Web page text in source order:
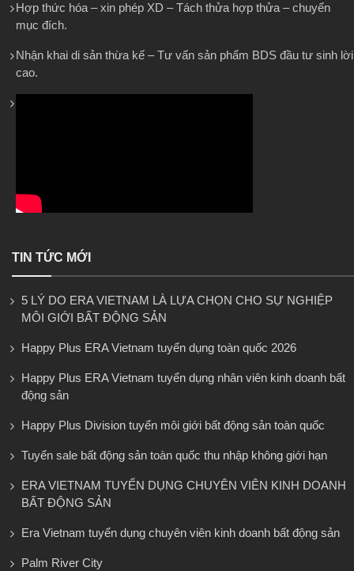
Hợp thức hóa – xin phép XD – Tách thửa hợp thửa – chuyển
mục đích.
Nhận khai di sản thừa kế – Tư vấn sản phẩm BDS đầu tư sinh lời
cao.
TIN TỨC MỚI
5 LÝ DO ERA VIETNAM LÀ LỰA CHỌN CHO SỰ NGHIỆP
MÔI GIỚI BẤT ĐỘNG SẢN
Happy Plus ERA Vietnam tuyển dụng toàn quốc 2026
Happy Plus ERA Vietnam tuyển dụng nhân viên kinh doanh bất
động sản
Happy Plus Division tuyển môi giới bất động sản toàn quốc
Tuyển sale bất động sản toàn quốc thu nhập không giới hạn
ERA VIETNAM TUYỂN DỤNG CHUYÊN VIÊN KINH DOANH
BẤT ĐỘNG SẢN
Era Vietnam tuyển dụng chuyên viên kinh doanh bất động sản
Palm River City